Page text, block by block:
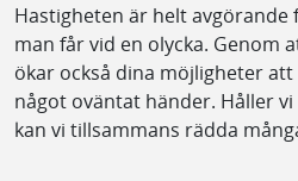
Hastigheten är helt
man får vid en olycka. Genom
ökar också dina möjligheter
något oväntat händer. Håller
kan vi tillsammans rädda